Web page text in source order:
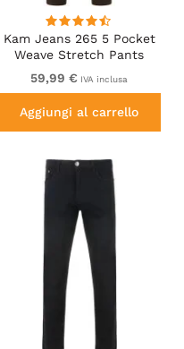
Kam Jeans 265 5 Pocket
Weave Stretch Pants
Brown
59,99 € IVA inclusa
Aggiungi al carrello